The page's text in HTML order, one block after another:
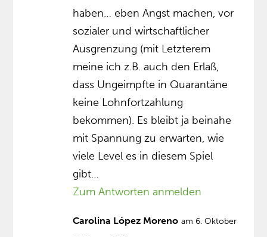
haben… eben Angst machen, vor
sozialer und wirtschaftlicher
Ausgrenzung (mit Letzterem
meine ich z.B. auch den Erlaß,
dass Ungeimpfte in Quarantäne
keine Lohnfortzahlung
bekommen). Es bleibt ja beinahe
mit Spannung zu erwarten, wie
viele Level es in diesem Spiel
gibt…
Zum Antworten anmelden
Carolina López Moreno am 6. Oktober